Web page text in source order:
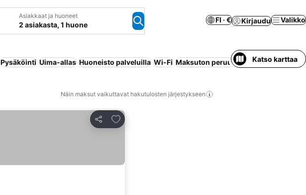
Asiakkaat ja huoneet
2 asiakasta, 1 huone
FI · € Kirjaudu Valikko
Pysäköinti Uima-allas Huoneisto palveluilla Wi-Fi Maksuton peruutus Ilmastointi
Katso karttaa
Näin maksut vaikuttavat hakutulosten järjestykseen
Jaa
Lisää suosikkeihin